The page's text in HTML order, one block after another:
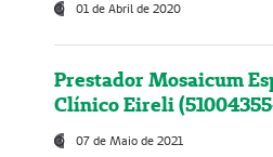
01 de Abril de 2020
Prestador Mosaicum
Clínico Eireli
07 de Maio de 2021